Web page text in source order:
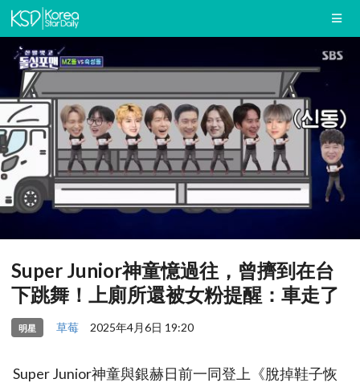
Super Junior神童憶過往，曾擠到在台
下跳舞！上廁所還被女粉提醒：車走了
明星 草莓 2025年4月6日 19:20
Super Junior神童與銀赫日前一同登上《脫掉鞋子恢